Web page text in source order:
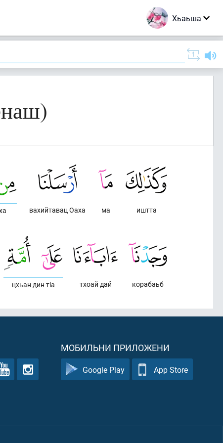
Хьаьша
иштта
ма
вахийтавац Оаха
корабаьб
тхоай дай
цхьан дин тlа
МОБИЛЬНИ ПРИЛОЖЕНИ
Google Play App Store